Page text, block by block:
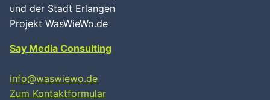
und der Stadt Erlangen
Projekt WasWieWo.de
Say Media Consulting
info@waswiewo.de
Zum Kontaktformular